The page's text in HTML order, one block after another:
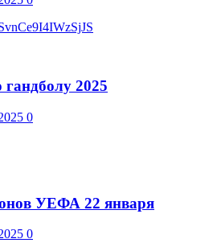
2025
0
УЕФА 22 января
0